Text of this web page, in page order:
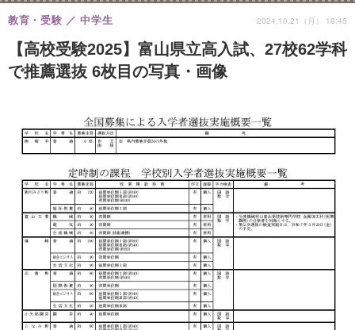
【高校受験2025】富山県立高入試、27校62学科
で推薦選抜 6枚目の写真・画像
教育・受験 中学生 2024.10.21（月） 18:45